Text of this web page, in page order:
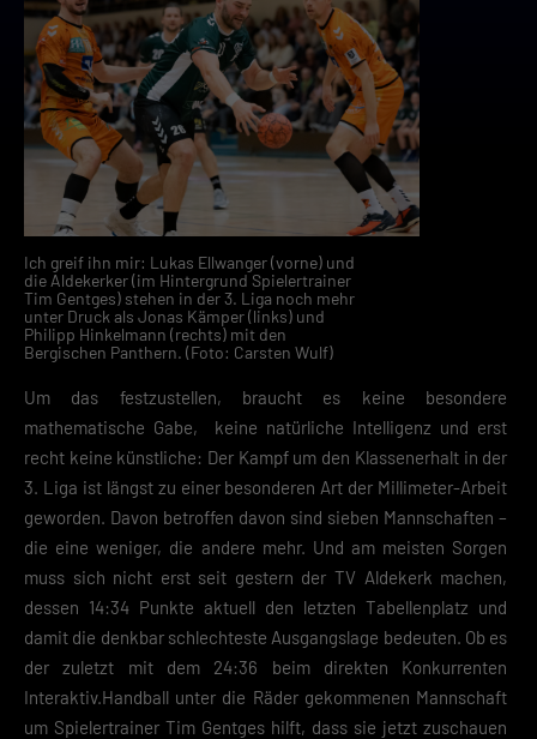
Ich greif ihn mir: Lukas Ellwanger (vorne) und
die Aldekerker (im Hintergrund Spielertrainer
Tim Gentges) stehen in der 3. Liga noch mehr
unter Druck als Jonas Kämper (links) und
Philipp Hinkelmann (rechts) mit den
Bergischen Panthern. (Foto: Carsten Wulf)
Um das festzustellen, braucht es keine besondere
mathematische Gabe, keine natürliche Intelligenz und erst
recht keine künstliche: Der Kampf um den Klassenerhalt in der
3. Liga ist längst zu einer besonderen Art der Millimeter-Arbeit
geworden. Davon betroffen davon sind sieben Mannschaften –
die eine weniger, die andere mehr. Und am meisten Sorgen
muss sich nicht erst seit gestern der TV Aldekerk machen,
dessen 14:34 Punkte aktuell den letzten Tabellenplatz und
damit die denkbar schlechteste Ausgangslage bedeuten. Ob es
der zuletzt mit dem 24:36 beim direkten Konkurrenten
Interaktiv.Handball unter die Räder gekommenen Mannschaft
um Spielertrainer Tim Gentges hilft, dass sie jetzt zuschauen